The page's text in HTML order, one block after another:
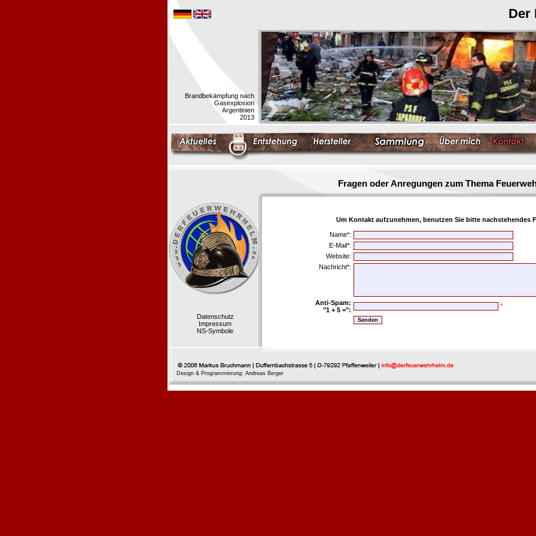
Der
Brandbekämpfung nach
Gasexplosion
Argentinien
2013
Fragen oder Anregungen zum Thema
Datenschutz
Impressum
NS-Symbole
Um Kontakt aufzunehmen, benutzen Sie bitte nachstehendes
Name*:
E-Mail*:
Website:
Nachricht*:
Anti-Spam:
"1 + 5 =":
*
Design & Programmierung: Andreas Berger